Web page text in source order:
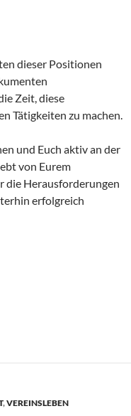
dieser Positionen
Zeit, diese
Tätigkeiten zu machen.
und Euch aktiv an der
von Eurem
die Herausforderungen
erfolgreich
,VEREINSLEBEN